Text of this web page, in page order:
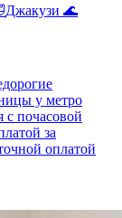
Джакузи 🌊
у метро
c почасовой
за
оплатой